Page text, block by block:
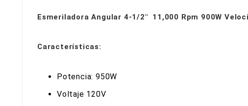
Esmeriladora Angular 4-1/2" 11,000 Rpm 900W
Características:
Potencia: 950W
Voltaje 120V